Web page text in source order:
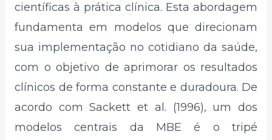
científicas à prática clínica. Esta abordagem
fundamenta em modelos que direcionam
sua implementação no cotidiano da saúde,
com o objetivo de aprimorar os resultados
clínicos de forma constante e duradoura. De
acordo com Sackett et al. (1996), um dos
modelos centrais da MBE é o tripé